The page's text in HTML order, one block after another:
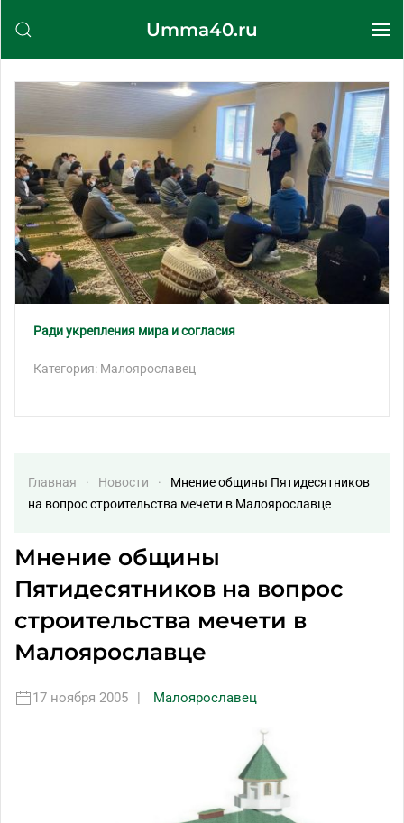
Umma40.ru
Ради укрепления мира и согласия
Категория: Малоярославец
Главная Новости
Мнение общины Пятидесятников
на вопрос строительства мечети в Малоярославце
Мнение общины
Пятидесятников на вопрос
строительства мечети в
Малоярославце
17 ноября 2005 Малоярославец